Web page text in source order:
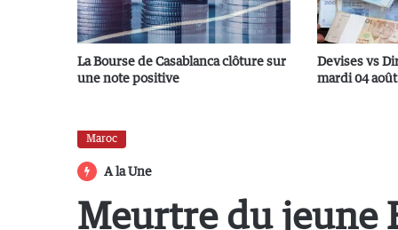
La Bourse de Casablanca clôture sur
une note positive
Devises vs
mardi 04 août